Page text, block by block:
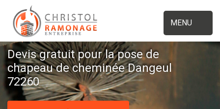
MENU
Devis gratuit pour la pose de
chapeau de cheminée Dangeul
72260